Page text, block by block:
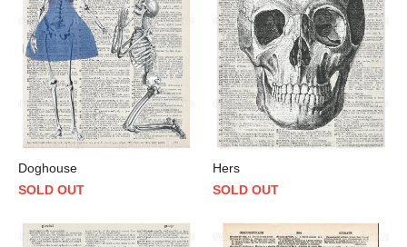
Doghouse
SOLD OUT
Hers
SOLD OUT